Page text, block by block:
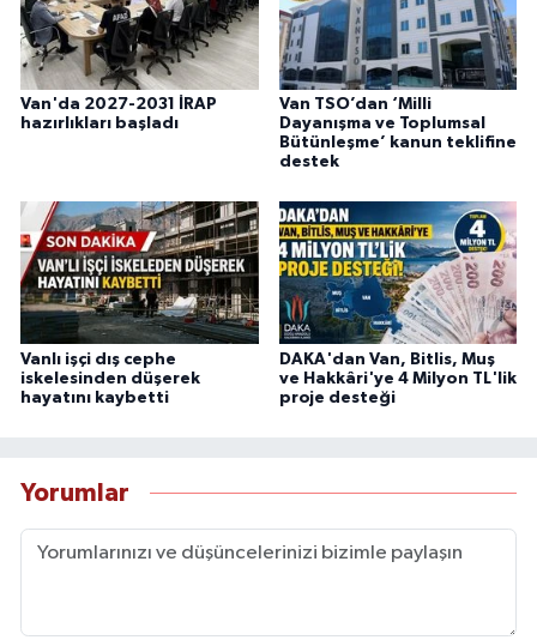
Van'da 2027-2031 İRAP
hazırlıkları başladı
Van TSO’dan ‘Milli
Dayanışma ve Toplumsal
Bütünleşme’ kanun teklifine
destek
Vanlı işçi dış cephe
iskelesinden düşerek
hayatını kaybetti
DAKA'dan Van, Bitlis, Muş
ve Hakkâri'ye 4 Milyon TL'lik
proje desteği
Yorumlar